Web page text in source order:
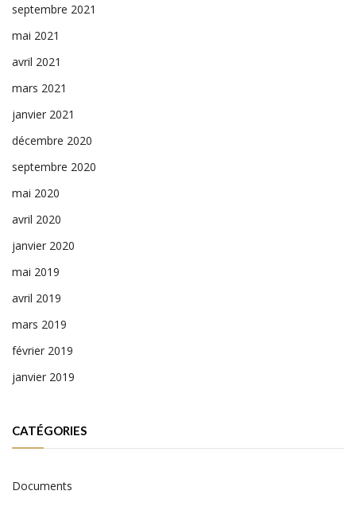
septembre 2021
mai 2021
avril 2021
mars 2021
janvier 2021
décembre 2020
septembre 2020
mai 2020
avril 2020
janvier 2020
mai 2019
avril 2019
mars 2019
février 2019
janvier 2019
CATÉGORIES
Documents